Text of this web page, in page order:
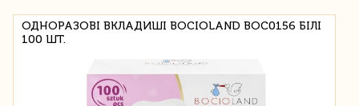
ОДНОРАЗОВІ ВКЛАДИШІ BOCIOLAND BOC0156 БІЛІ
100 ШТ.